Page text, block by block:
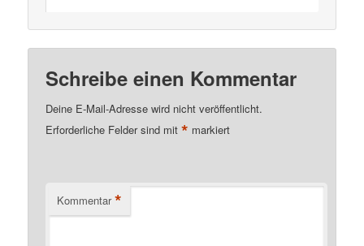
Schreibe einen Kommentar
Deine E-Mail-Adresse wird nicht veröffentlicht.
Erforderliche Felder sind mit* markiert
Kommentar *